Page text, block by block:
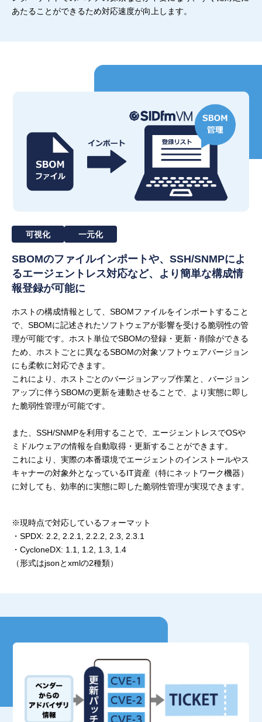
あたることができるため対応速度が向上します。
可視化 一元化
SBOMのファイルインポートや、SSH/SNMPによ
るエージェントレス対応など、 より簡単な構成情
報登録が可能に
ホストの構成情報として、SBOMファイルをインポートすること
で、SBOMに記述されたソフトウェアが影響を受ける脆弱性の管
理が可能です。ホスト単位でSBOMの登録・更新・削除ができる
ため、ホストごとに異なるSBOMの対象ソフトウェアバージョン
にも柔軟に対応できます。
これにより、ホストごとのバージョンアップ作業と、バージョン
アップに伴うSBOMの更新を連動させることで、より実態に即し
た脆弱性管理が可能です。
また、SSH/SNMPを利用することで、エージェントレスでOSや
ミドルウェアの情報を自動取得・更新することができます。
これにより、実際の本番環境でエージェントのインストールやス
キャナーの対象外となっているIT資産（特にネットワーク機器）
に対しても、効率的に実態に即した脆弱性管理が実現できます。
※現時点で対応しているフォーマット
・SPDX: 2.2, 2.2.1, 2.2.2, 2.3, 2.3.1
・CycloneDX: 1.1, 1.2, 1.3, 1.4
（形式はjsonとxmlの2種類）